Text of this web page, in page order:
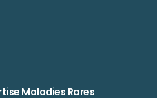
Maladies Rares